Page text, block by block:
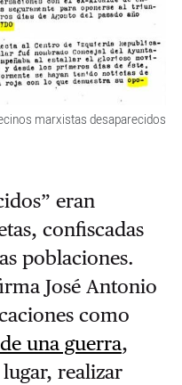
marxistas desaparecidos
eran
confiscadas
poblaciones.
José Antonio
como
una guerra,
realizar